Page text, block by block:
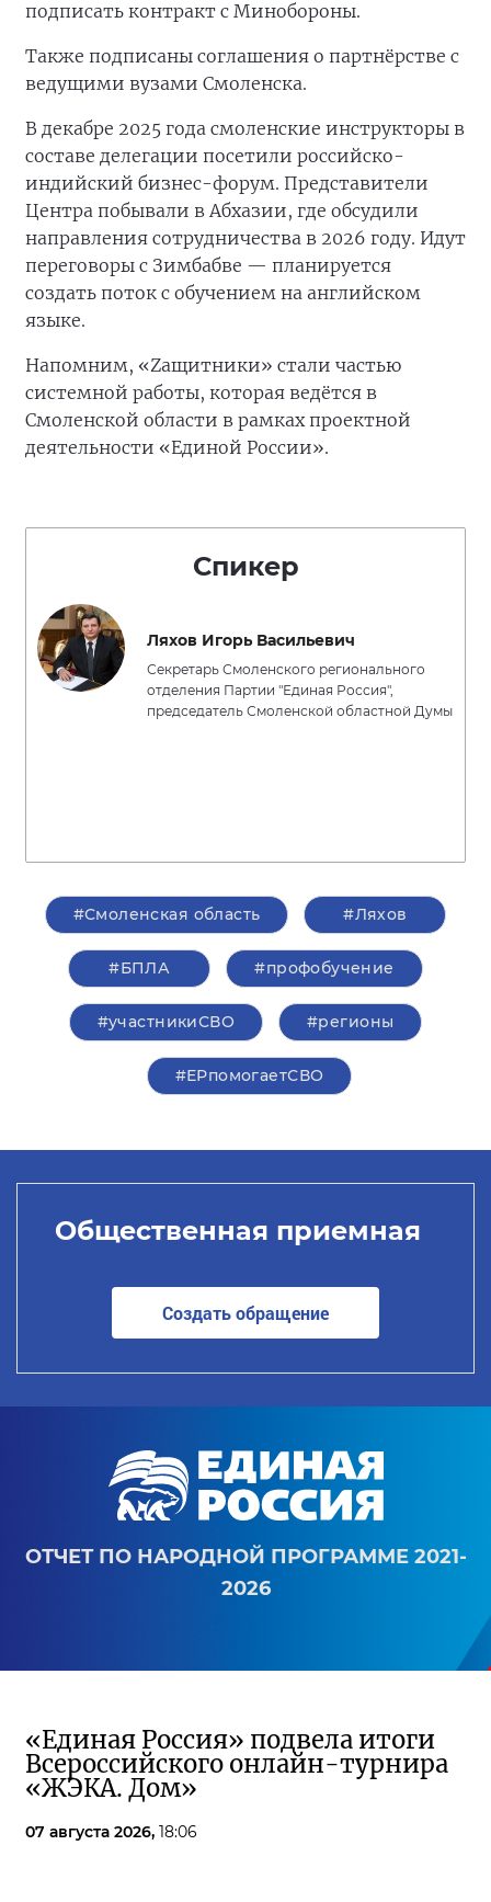
подписать контракт с Минобороны.
Также подписаны соглашения о партнёрстве с
ведущими вузами Смоленска.
В декабре 2025 года смоленские инструкторы в
составе делегации посетили российско-
индийский бизнес-форум. Представители
Центра побывали в Абхазии, где обсудили
направления сотрудничества в 2026 году. Идут
переговоры с Зимбабве — планируется
создать поток с обучением на английском
языке.
Напомним, «Zащитники» стали частью
системной работы, которая ведётся в
Смоленской области в рамках проектной
деятельности «Единой России».
Спикер
Ляхов Игорь Васильевич
Секретарь Смоленского регионального
отделения Партии "Единая Россия",
председатель Смоленской областной Думы
#Смоленская область #Ляхов
#БПЛА #профобучение
#участникиСВО #регионы
#ЕРпомогаетСВО
Общественная приемная
Создать обращение
ОТЧЕТ ПО НАРОДНОЙ ПРОГРАММЕ 2021-
2026
«Единая Россия» подвела итоги
Всероссийского онлайн-турнира
«ЖЭКА. Дом»
07 августа 2026, 18:06